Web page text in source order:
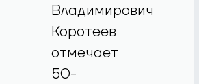
Владимирович
Коротеев
отмечает
50-